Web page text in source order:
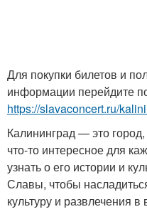
Для покупки билетов и
информации перейдите
https://slavaconcert.ru/
Калининград — это
что-то интересное для
узнать о его истории и
Славы, чтобы
культуру и развлечения